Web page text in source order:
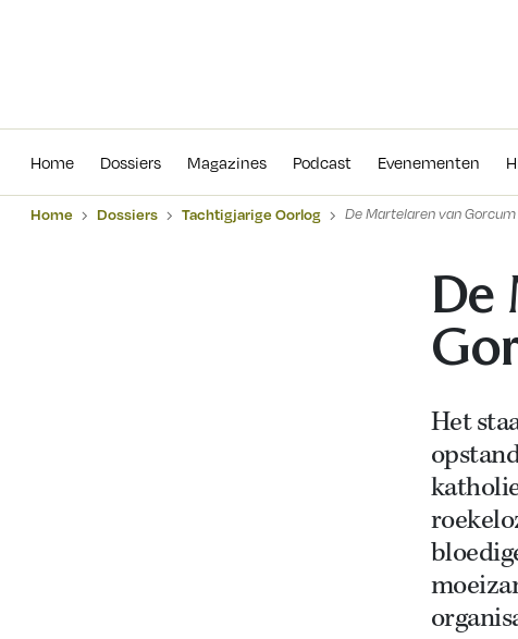
Home Dossiers Magazines Podcast Evenementen
Home Dossiers Tachtigjarige Oorlog De Martelaren van Gorcum
De
Het